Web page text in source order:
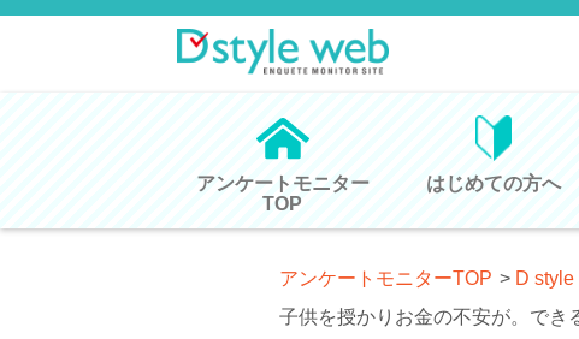
アンケートモニター
TOP
はじめての方へ
アンケートモニターTOP > D
子供を授かりお金の不安が。でき